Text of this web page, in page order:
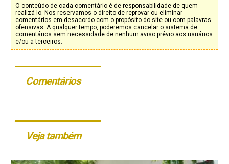
O conteúdo de cada comentário é de responsabilidade de quem
realizá-lo. Nos reservamos o direito de reprovar ou eliminar
comentários em desacordo com o propósito do site ou com palavras
ofensivas. A qualquer tempo, poderemos cancelar o sistema de
comentários sem necessidade de nenhum aviso prévio aos usuários
e/ou a terceiros.
Comentários
Veja também